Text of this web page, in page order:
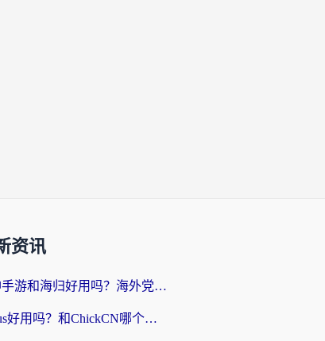
资讯
雷神手游和海归好用吗？海外党亲测3款热门回国加速器+番茄加速器深度体验
Malus好用吗？和ChickCN哪个好？海外党亲测：选对回国加速器，追剧游戏不卡顿